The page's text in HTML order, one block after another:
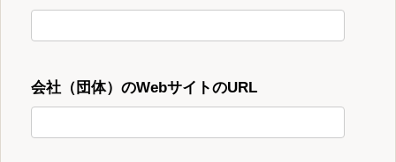
会社（団体）のWebサイトのURL